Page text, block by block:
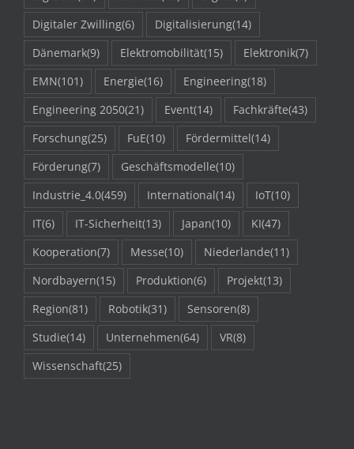
Digitaler Zwilling(6) Digitalisierung(14)
Dänemark(9) Elektromobilität(15) Elektronik(7)
EMN(101) Energie(16) Engineering(18)
Engineering 2050(21) Event(14) Fachkräfte(43)
Forschung(25) FuE(10) Fördermittel(14)
Förderung(7) Geschäftsmodelle(10)
Industrie_4.0(459) International(14) IoT(10)
IT(6) IT-Sicherheit(13) Japan(10) KI(47)
Kooperation(7) Messe(10) Niederlande(11)
Nordbayern(15) Produktion(6) Projekt(13)
Region(81) Robotik(31) Sensoren(8)
Studie(14) Unternehmen(64) VR(8)
Wissenschaft(25)